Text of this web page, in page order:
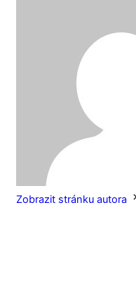
Zobrazit stránku autora